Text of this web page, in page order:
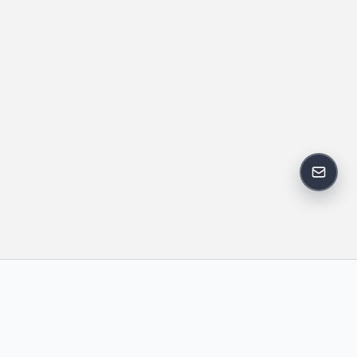
反馈